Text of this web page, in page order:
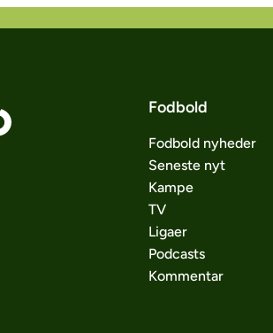
Fodbold
Fodbold nyheder
Seneste nyt
Kampe
TV
Ligaer
Podcasts
Kommentar